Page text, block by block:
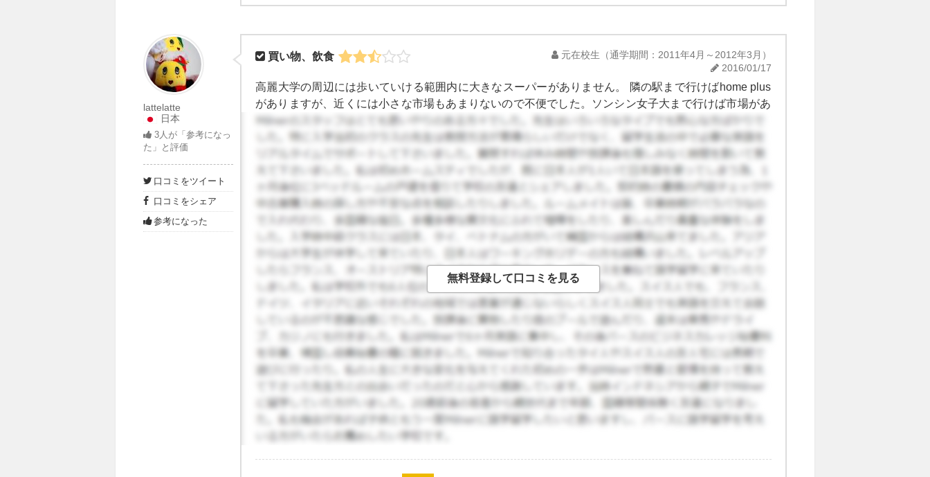
lattelatte
日本
3人が「参考になっ
た」と評価
口コミをツイート
口コミをシェア
参考になった
買い物、飲食 元在校生 （通学期間：2011年4月～2012年3月）
2016/01/17
高麗大学の周辺には歩いていける範囲内に大きなスーパーがありません。 隣の駅まで行けばhome plus
がありますが、近くには小さな市場もあまりないので不便でした。ソンシン女子大まで行けば市場があ
ります。 中国人留学生が多いからか、中華料理のお店が何ヵ所かありました。その中でも、中国人しか
あまり行かないぐらいの本場の料理メニューが多い食堂や火鍋などのお店もあり、韓国料理に飽きたら
よく食べに行っていました。 従業員も中国の方ばかりと徹底しておりました。 中国人の友達と行くこと
が多かったのでメニューを選ぶのには苦労しませんでしたし、本場の家庭料理が韓国にいながら食べら
れるのは新鮮でした。 中国の食材を売る商店もあり、中国人の友人はそういうお店で調味料やお茶など
購入しておりました。 カラオケやカフェ、居酒屋、ビリヤード、日本料理もありますが、カフェはチェ
ーン店何店舗かと個人のカフェも高麗大学駅や安岩駅からちょっと離れたところにいくとありました。
みんな勉強してる人がほとんどです。 日本料理は私が韓国にいた2013年頃までは韓国式日本料理のお店
がほとんどで、日本のお店に行くには大学路辺りまで出ないと行けませんでした。 焼肉屋さんは大学の
近くだからか、ソウルの中心部から少し離れているからか安くて美味しいお店が多かったです！